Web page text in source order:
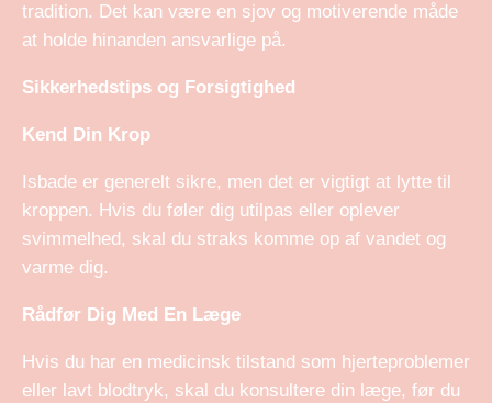
tradition. Det kan være en sjov og motiverende måde
at holde hinanden ansvarlige på.
Sikkerhedstips og Forsigtighed
Kend Din Krop
Isbade er generelt sikre, men det er vigtigt at lytte til
kroppen. Hvis du føler dig utilpas eller oplever
svimmelhed, skal du straks komme op af vandet og
varme dig.
Rådfør Dig Med En Læge
Hvis du har en medicinsk tilstand som hjerteproblemer
eller lavt blodtryk, skal du konsultere din læge, før du